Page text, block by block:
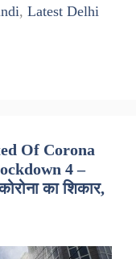
, Latest Delhi
Of Corona
4 –
का शिकार,